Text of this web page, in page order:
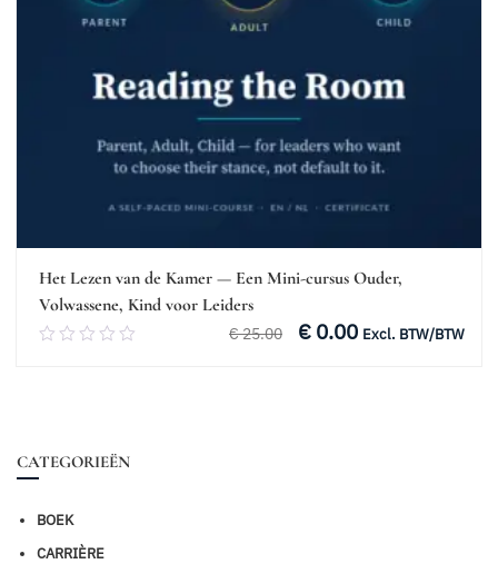
Het Lezen van de Kamer — Een Mini-cursus Ouder,
Volwassene, Kind voor Leiders
0.00
€25.00
Oorspronkelijke
€ 0.00Huidige
Excl. BTW/BTW
CATEGORIEËN
BOEK
CARRIÈRE